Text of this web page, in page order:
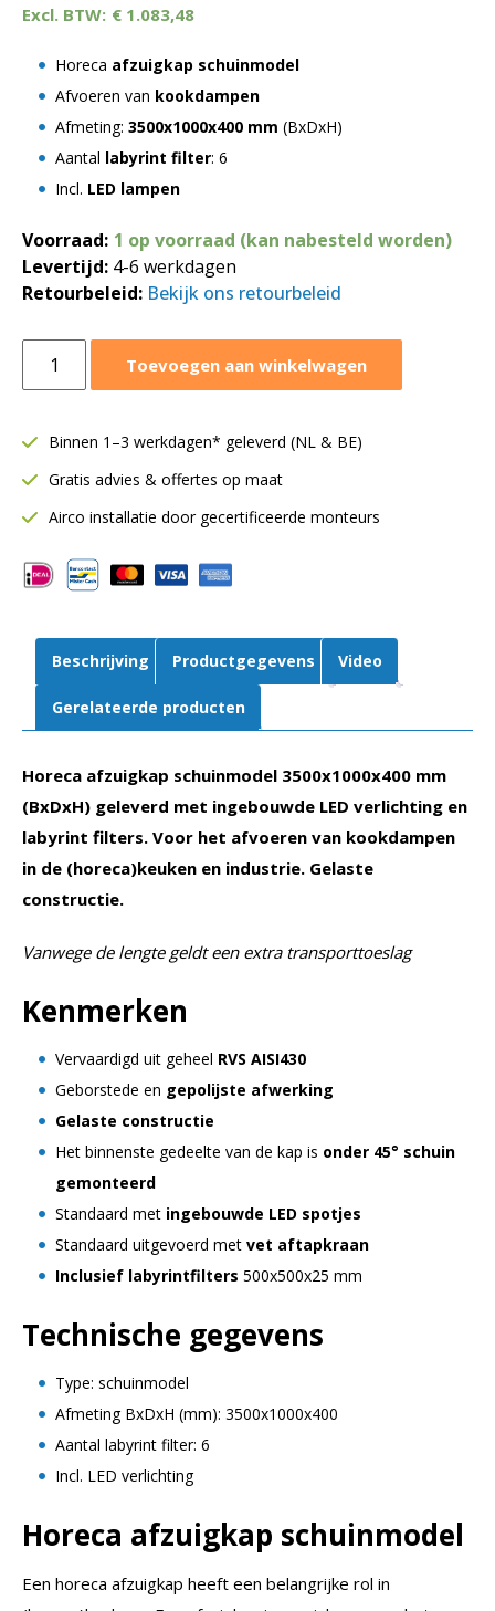
€ 1.083,48
Horeca afzuigkap schuinmodel
Afvoeren van kookdampen
Afmeting: 3500x1000x400 mm (BxDxH)
Aantal labyrint filter: 6
Incl. LED lampen
Voorraad: 1 op voorraad (kan nabesteld worden)
Levertijd: 4-6 werkdagen
Retourbeleid: Bekijk ons retourbeleid
schuinmodel
mm
Inclusief
LED
|
Gelaste
aantal
Toevoegen aan winkelwagen
Binnen 1–3 werkdagen* geleverd (NL & BE)
Gratis advies & offertes op maat
Airco installatie door gecertificeerde monteurs
Beschrijving Productgegevens Video
Gerelateerde producten
Horeca afzuigkap schuinmodel 3500x1000x400 mm
(BxDxH) geleverd met ingebouwde LED verlichting en
labyrint filters. Voor het afvoeren van kookdampen
in de (horeca)keuken en industrie. Gelaste
constructie.
Vanwege de lengte geldt een extra transporttoeslag
Kenmerken
Vervaardigd uit geheel RVS AISI430
Geborstede en gepolijste afwerking
Gelaste constructie
Het binnenste gedeelte van de kap is onder 45° schuin
gemonteerd
Standaard met ingebouwde LED spotjes
Standaard uitgevoerd met vet aftapkraan
Inclusief labyrintfilters 500x500x25 mm
Technische gegevens
Type: schuinmodel
Afmeting BxDxH (mm): 3500x1000x400
Aantal labyrint filter: 6
Incl. LED verlichting
Horeca afzuigkap schuinmodel
Een horeca afzuigkap heeft een belangrijke rol in